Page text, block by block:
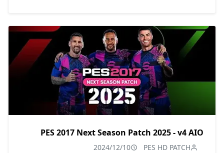
PES 2017 Next Season Patch 2025 - v4 AIO
PES HD PATCH
2024/12/10